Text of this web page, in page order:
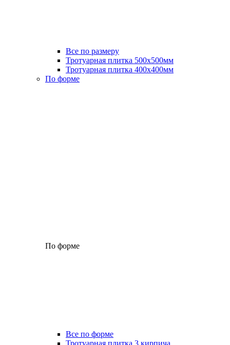
Все по размеру
Тротуарная плитка 500x500мм
Тротуарная плитка 400x400мм
По форме
По форме
Все по форме
Тротуарная плитка 3 кирпича